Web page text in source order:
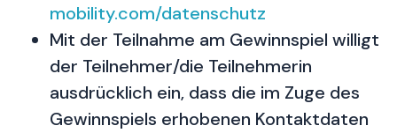
mobility.com/datenschutz
Mit der Teilnahme am Gewinnspiel willigt
der Teilnehmer/die Teilnehmerin
ausdrücklich ein, dass die im Zuge des
Gewinnspiels erhobenen Kontaktdaten